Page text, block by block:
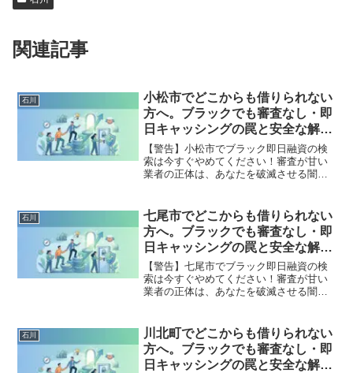
関連記事
石川
小松市でどこからも借りられない
方へ。ブラックでも審査なし・即
日キャッシングの罠と安全な解決
策
【警告】小松市でブラック即日融資の検
索は今すぐやめてください！審査が甘い
業者の正体は、あなたを破滅させる闇金
市で違法業者を避け、借金地獄から抜け
出した方々の実体験と確実な解決策を完
全公開。
石川
七尾市でどこからも借りられない
方へ。ブラックでも審査なし・即
日キャッシングの罠と安全な解決
策
【警告】七尾市でブラック即日融資の検
索は今すぐやめてください！審査が甘い
業者の正体は、あなたを破滅させる闇金
市で違法業者を避け、借金地獄から抜け
出した方々の実体験と確実な解決策を完
全公開。
石川
川北町でどこからも借りられない
方へ。ブラックでも審査なし・即
日キャッシングの罠と安全な解決